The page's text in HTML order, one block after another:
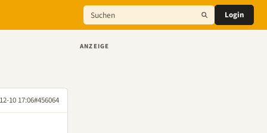
Login
10 17:06#456064
ANZEIGE